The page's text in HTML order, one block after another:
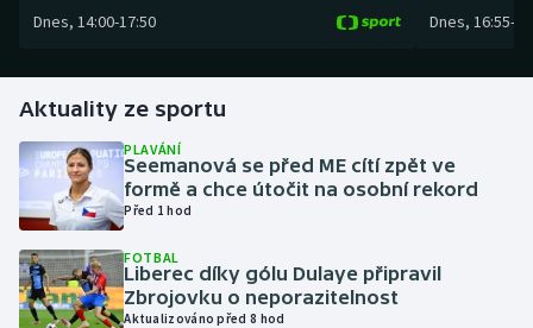
Golf
Gymnastika
Házená
Jezdectví
Dnes, 14:00-17:50 Dnes, 16:55-
Aktuality ze sportu
PLAVÁNÍ
Seemanová se před ME cítí zpět ve
formě a chce útočit na osobní rekord
Před 1 hod
FOTBAL
Liberec díky gólu Dulaye připravil
Zbrojovku o neporazitelnost
Aktualizováno před 8 hod